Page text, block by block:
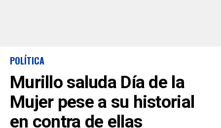
POLÍTICA
Murillo saluda Día de la
Mujer pese a su historial
en contra de ellas